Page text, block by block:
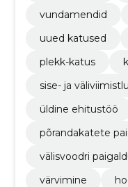
vundamendid
uued katused
plekk-katus
sise- ja
üldine ehitustöö
põrandakatete
välisvoodri
värvimine